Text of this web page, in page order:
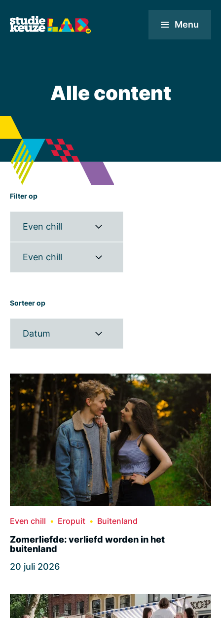
Menu
Alle content
Filter op
Even chill
Even chill
Sorteer op
Datum
Even chill Eropuit Buitenland
Zomerliefde: verliefd worden in het
buitenland
20 juli 2026